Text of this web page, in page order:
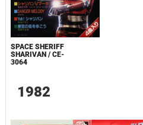
SPACE SHERIFF
SHARIVAN / CE-
3064
1982